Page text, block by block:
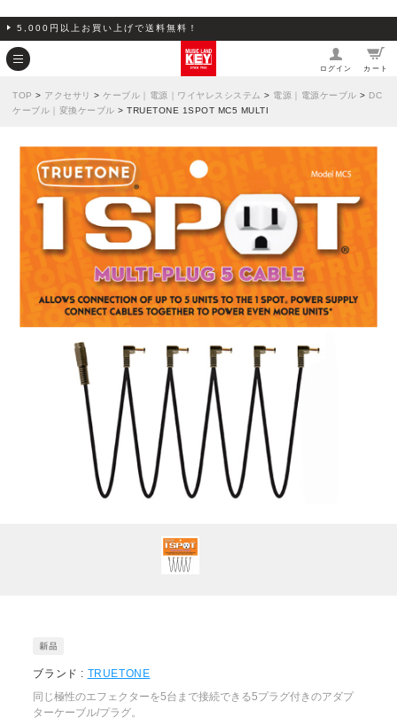
5,000円以上お買い上げで送料無料！
ログイン カート
TOP > アクセサリ > ケーブル｜電源｜ワイヤレスシステム > 電源｜電源ケーブル > DC
ケーブル｜変換ケーブル > TRUETONE 1SPOT MC5 MULTI
ブランド : TRUETONE
同じ極性のエフェクターを5台まで接続できる5プラグ付きのアダプ
ターケーブル/プラグ。